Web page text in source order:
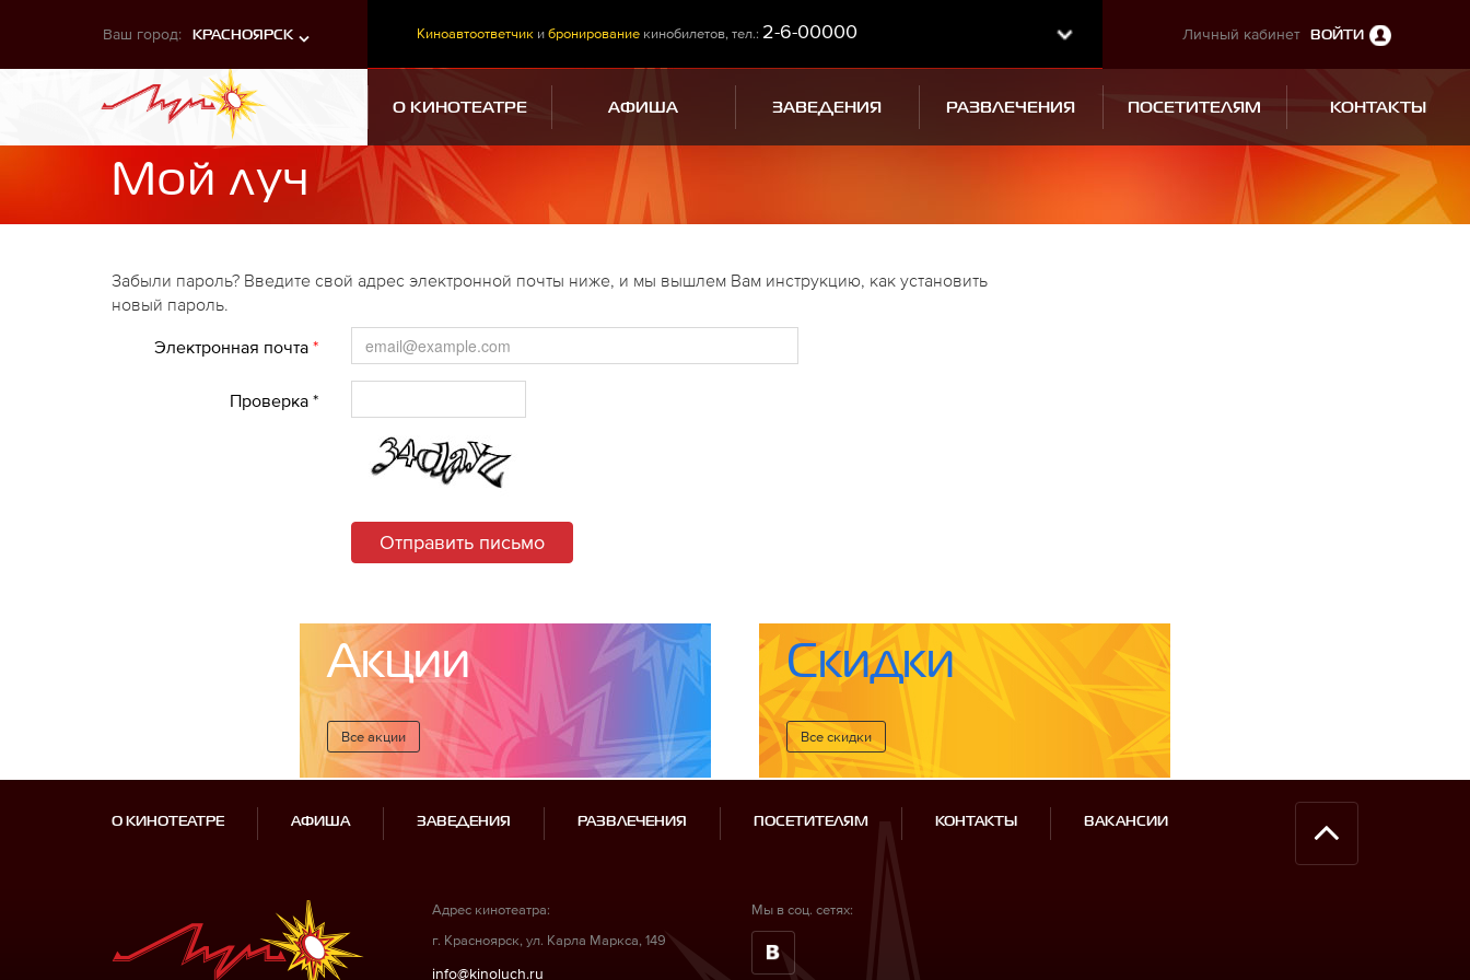
Ваш город: КРАСНОЯРСК Киноавтоответчик и бронирование кинобилетов, тел.: 2-6-00000 Личный кабинет ВОЙТИ
О КИНОТЕАТРЕ АФИША ЗАВЕДЕНИЯ РАЗВЛЕЧЕНИЯ ПОСЕТИТЕЛЯМ КОНТАКТЫ
Мой луч
Забыли пароль? Введите свой адрес электронной почты ниже, и мы вышлем Вам инструкцию, как установить
новый пароль.
Электронная почта*
Проверка *
Отправить письмо
Акции
Все акции
Скидки
Все cкидки
О КИНОТЕАТРЕ АФИША ЗАВЕДЕНИЯ РАЗВЛЕЧЕНИЯ ПОСЕТИТЕЛЯМ КОНТАКТЫ ВАКАНСИИ
Адрес кинотеатра:
г. Красноярск, ул. Карла Маркса, 149
info@kinoluch.ru
Мы в соц. сетях: